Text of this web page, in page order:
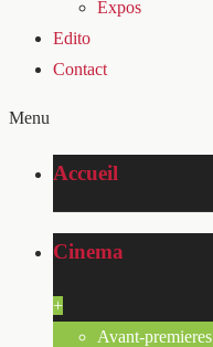
Expos
Edito
Contact
Menu
Accueil
Cinema
+
Avant-premieres